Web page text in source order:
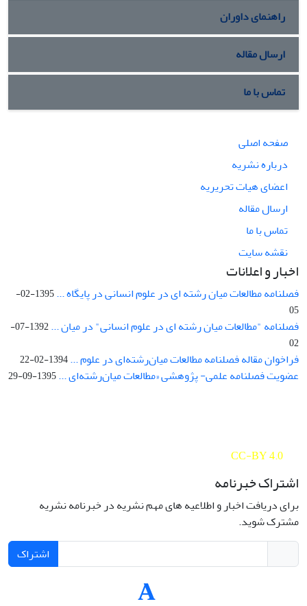
راهنمای داوران
ارسال مقاله
تماس با ما
صفحه اصلی
درباره نشریه
اعضای هیات تحریریه
ارسال مقاله
تماس با ما
نقشه سایت
اخبار و اعلانات
فصلنامه مطالعات میان رشته ای در علوم انسانی در پایگاه ...
1395-02-
05
فصلنامه "مطالعات میان رشته ای در علوم انسانی" در میان ...
1392-07-
02
فراخوان مقاله فصلنامه مطالعات میان‌رشته‌ای در علوم ...1394-02-22
عضویت فصلنامه علمی- پژوهشی «مطالعات میان‌رشته‌ای ...1395-09-29
CC-BY 4.0
اشتراک خبرنامه
برای دریافت اخبار و اطلاعیه های مهم نشریه در خبرنامه نشریه
مشترک شوید.
اشتراک